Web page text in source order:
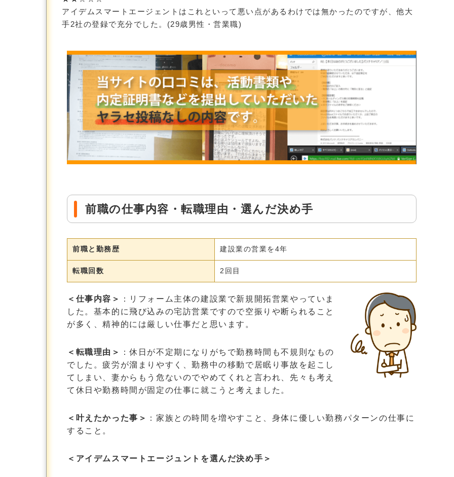
アイデムスマートエージェントはこれといって悪い点があるわけでは無かったのですが、他大
手2社の登録で充分でした。(29歳男性・営業職)
前職の仕事内容・転職理由・選んだ決め手
前職と勤務歴 建設業の営業を4年
転職回数 2回目
＜仕事内容＞
：リフォーム主体の建設業で新規開拓営業やっていま
した。基本的に飛び込みの宅訪営業ですので空振りや断られること
が多く、精神的には厳しい仕事だと思います。
＜転職理由＞
：休日が不定期になりがちで勤務時間も不規則なもの
でした。疲労が溜まりやすく、勤務中の移動で居眠り事故を起こし
てしまい、妻からもう危ないのでやめてくれと言われ、先々も考え
て休日や勤務時間が固定の仕事に就こうと考えました。
＜叶えたかった事＞
：家族との時間を増やすこと、身体に優しい勤務パターンの仕事に
すること。
＜アイデムスマートエージュントを選んだ決め手＞